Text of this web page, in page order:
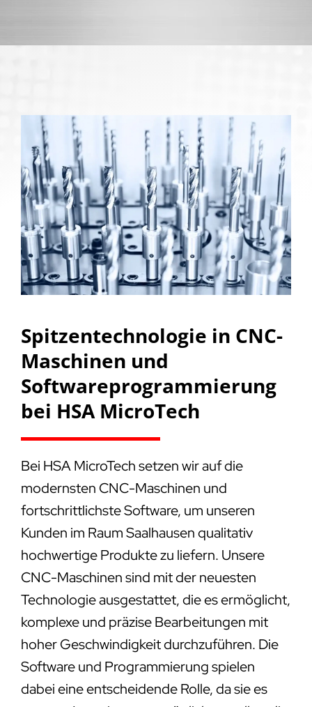
Spitzentechnologie in CNC-
Maschinen und
Softwareprogrammierung
bei HSA MicroTech
Bei HSA MicroTech setzen wir auf die
modernsten CNC-Maschinen und
fortschrittlichste Software, um unseren
Kunden im Raum Saalhausen qualitativ
hochwertige Produkte zu liefern. Unsere
CNC-Maschinen sind mit der neuesten
Technologie ausgestattet, die es ermöglicht,
komplexe und präzise Bearbeitungen mit
hoher Geschwindigkeit durchzuführen. Die
Software und Programmierung spielen
dabei eine entscheidende Rolle, da sie es